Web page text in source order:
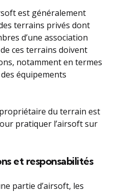
est généralement
terrains privés dont
d’une association
ces terrains doivent
notamment en termes
équipements
du terrain est
pratiquer l’airsoft sur
et responsabilités
partie d’airsoft, les